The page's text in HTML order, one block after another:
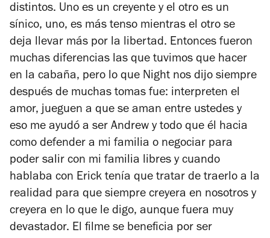
distintos. Uno es un creyente y el otro es un
sínico, uno, es más tenso mientras el otro se
deja llevar más por la libertad. Entonces fueron
muchas diferencias las que tuvimos que hacer
en la cabaña, pero lo que Night nos dijo siempre
después de muchas tomas fue: interpreten el
amor, jueguen a que se aman entre ustedes y
eso me ayudó a ser Andrew y todo que él hacia
como defender a mi familia o negociar para
poder salir con mi familia libres y cuando
hablaba con Erick tenía que tratar de traerlo a la
realidad para que siempre creyera en nosotros y
creyera en lo que le digo, aunque fuera muy
devastador. El filme se beneficia por ser